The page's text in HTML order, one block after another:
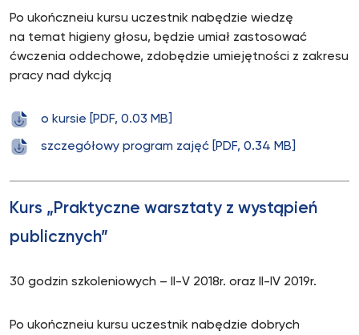
Po ukończneiu kursu uczestnik nabędzie wiedzę
na temat higieny głosu, będzie umiał zastosować
ćwczenia oddechowe, zdobędzie umiejętności z zakresu
pracy nad dykcją
o kursie [PDF, 0.03 MB]
szczegółowy program zajęć [PDF, 0.34 MB]
Kurs „Praktyczne warsztaty z wystąpień
publicznych”
30 godzin szkoleniowych – II-V 2018r. oraz II-IV 2019r.
Po ukończneiu kursu uczestnik nabędzie dobrych